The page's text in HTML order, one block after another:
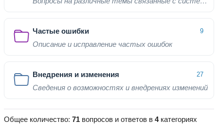
Частые ошибки 9
Описание и исправление частых ошибок
Внедрения и изменения 27
Сведения о возможностях и внедрениях изменений
Общее количество: 71 вопросов и ответов в 4категориях